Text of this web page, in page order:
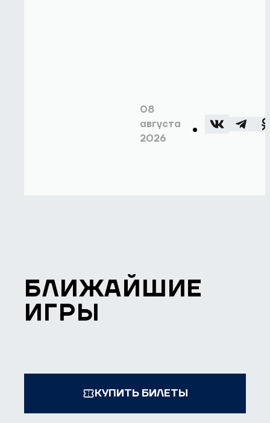
08
августа
2026
БЛИЖАЙШИЕ
ИГРЫ
КУПИТЬ БИЛЕТЫ